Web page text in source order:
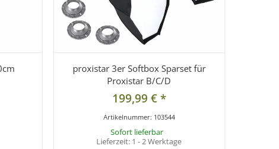
proxistar 3er Softbox Sparset für
Proxistar B/C/D
199,99 €*
Artikelnummer: 103544
Sofort lieferbar
Lieferzeit: 1 - 2 Werktage